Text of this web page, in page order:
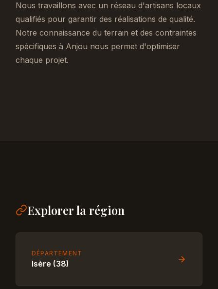
Nous travaillons avec un réseau d'artisans locaux
qualifiés pour garantir des réalisations de qualité.
Notre connaissance du terrain et des contraintes
spécifiques à Anjou nous permet d'optimiser
chaque projet.
Explorer la région
DÉPARTEMENT
Isère (38)